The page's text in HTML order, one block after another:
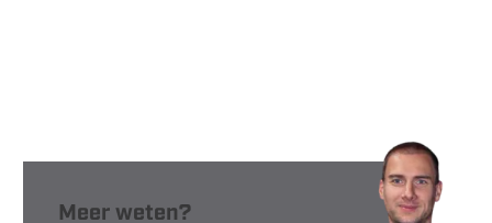
Meer weten?